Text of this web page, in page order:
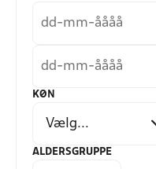
KØN
ALDERSGRUPPE